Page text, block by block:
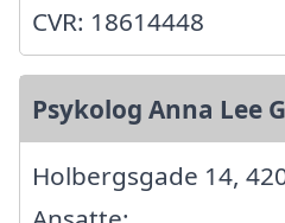
CVR: 18614448
Psykolog Anna Lee
Holbergsgade 14,